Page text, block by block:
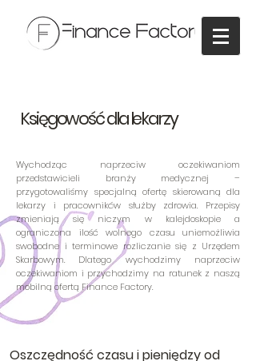
Księgowość dla lekarzy
Wychodząc naprzeciw oczekiwaniom
przedstawicieli branży medycznej –
przygotowaliśmy specjalną ofertę skierowaną dla
lekarzy i pracowników służby zdrowia. Przepisy
zmieniają się niczym w kalejdoskopie a
ograniczona ilość wolnego czasu uniemożliwia
swobodne i terminowe rozliczanie się z Urzędem
Skarbowym. Dlatego wychodzimy naprzeciw
oczekiwaniom i przychodzimy na ratunek z naszą
mobilną ofertą Finance Factory.
Oszczędność czasu i pieniędzy od